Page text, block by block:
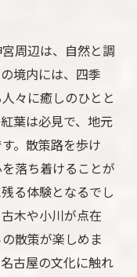
周辺は、自然と調
境内には、四季
々に癒しのひとと
葉は必見で、地元
。散策路を歩け
落ち着けることが
る体験となるでし
木や小川が点在
散策が楽しめま
古屋の文化に触れ